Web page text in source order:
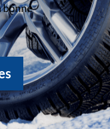
bonne